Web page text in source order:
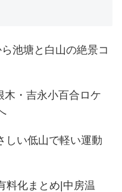
池塘と白山の絶景コ
木・吉永小百合ロケ
しい低山で軽い運動
料化まとめ|中房温